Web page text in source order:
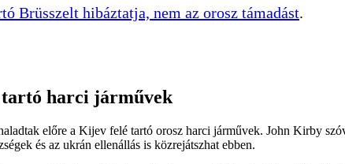
Brüsszelt hibáztatja, nem az orosz támadást.
harci járművek
előre a Kijev felé tartó orosz harci járművek. John Kirby
és az ukrán ellenállás is közrejátszhat ebben.